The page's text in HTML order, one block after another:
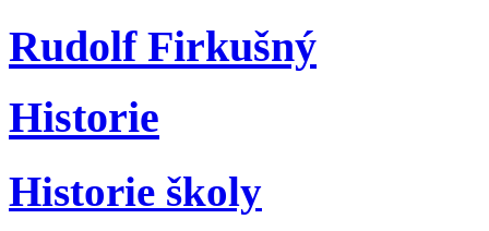
Rudolf Firkušný
Historie
Historie školy